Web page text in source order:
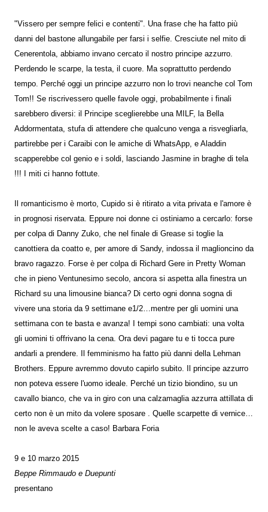
"Vissero per sempre felici e contenti". Una frase che ha fatto più
danni del bastone allungabile per farsi i selfie. Cresciute nel mito di
Cenerentola, abbiamo invano cercato il nostro principe azzurro.
Perdendo le scarpe, la testa, il cuore. Ma soprattutto perdendo
tempo. Perché oggi un principe azzurro non lo trovi neanche col Tom
Tom!! Se riscrivessero quelle favole oggi, probabilmente i finali
sarebbero diversi: il Principe sceglierebbe una MILF, la Bella
Addormentata, stufa di attendere che qualcuno venga a risvegliarla,
partirebbe per i Caraibi con le amiche di WhatsApp, e Aladdin
scapperebbe col genio e i soldi, lasciando Jasmine in braghe di tela
!!! I miti ci hanno fottute.
Il romanticismo è morto, Cupido si è ritirato a vita privata e l'amore è
in prognosi riservata. Eppure noi donne ci ostiniamo a cercarlo: forse
per colpa di Danny Zuko, che nel finale di Grease si toglie la
canottiera da coatto e, per amore di Sandy, indossa il maglioncino da
bravo ragazzo. Forse è per colpa di Richard Gere in Pretty Woman
che in pieno Ventunesimo secolo, ancora si aspetta alla finestra un
Richard su una limousine bianca? Di certo ogni donna sogna di
vivere una storia da 9 settimane e1/2…mentre per gli uomini una
settimana con te basta e avanza! I tempi sono cambiati: una volta
gli uomini ti offrivano la cena. Ora devi pagare tu e ti tocca pure
andarli a prendere. Il femminismo ha fatto più danni della Lehman
Brothers. Eppure avremmo dovuto capirlo subito. Il principe azzurro
non poteva essere l'uomo ideale. Perché un tizio biondino, su un
cavallo bianco, che va in giro con una calzamaglia azzurra attillata di
certo non è un mito da volere sposare . Quelle scarpette di vernice…
non le aveva scelte a caso! Barbara Foria
9 e 10 marzo 2015
Beppe Rimmaudo e Duepunti
presentano